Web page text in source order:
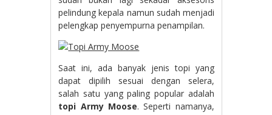
pelindung kepala namun sudah menjadi
pelengkap penyempurna penampilan.
Saat ini, ada banyak jenis topi yang
dapat dipilih sesuai dengan selera,
salah satu yang paling popular adalah
topi Army Moose. Seperti namanya,